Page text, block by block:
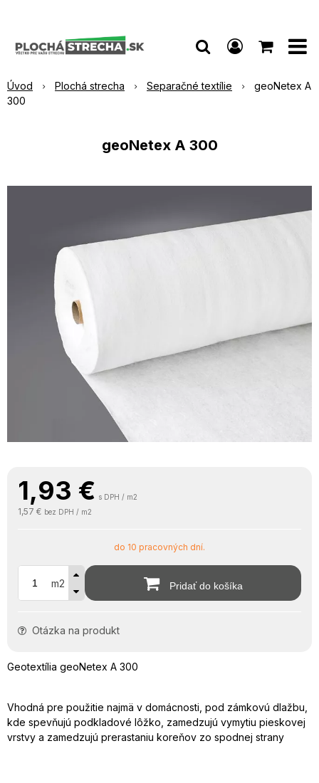
Úvod Plochá strecha Separačné textílie
geoNetex A
300
geoNetex A 300
1,93 € s DPH / m2
1,57 € bez DPH / m2
do 10 pracovných dní.
m2 Pridať do košíka
Otázka na produkt
Geotextília geoNetex A 300
Vhodná pre použitie najmä v domácnosti, pod zámkovú dlažbu,
kde spevňujú podkladové lôžko, zamedzujú vymytiu pieskovej
vrstvy a zamedzujú prerastaniu koreňov zo spodnej strany